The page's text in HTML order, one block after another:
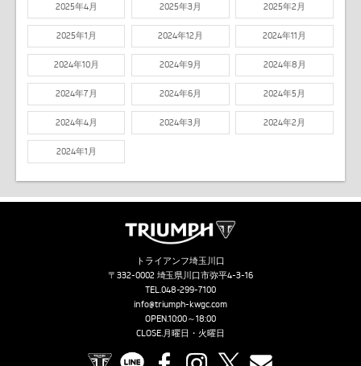
2025年4月 2025年3月 2025年2月
2025年1月 2024年12月 2024年11月
2024年10月 2024年9月 2024年8月
2024年7月 2024年6月 2024年5月
2024年4月 2024年3月 2024年2月
2024年1月
トライアンフ埼玉川口
〒332-0002 埼玉県川口市弥平4-3-16
TEL.048-299-7100
info@triumph-kwgc.com
OPEN.10:00～18:00
CLOSE.月曜日・火曜日
TRIUMPH OFFICIAL SITE
LINE FacebookInstagram